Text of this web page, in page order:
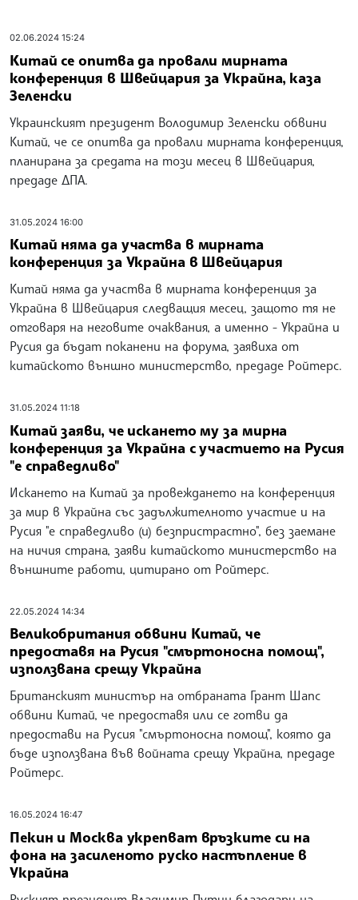
02.06.2024 15:24
Китай се опитва да провали мирната
конференция в Швейцария за Украйна, каза
Зеленски
Украинският президент Володимир Зеленски обвини
Китай, че се опитва да провали мирната конференция,
планирана за средата на този месец в Швейцария,
предаде ДПА.
31.05.2024 16:00
Китай няма да участва в мирната
конференция за Украйна в Швейцария
Китай няма да участва в мирната конференция за
Украйна в Швейцария следващия месец, защото тя не
отговаря на неговите очаквания, а именно - Украйна и
Русия да бъдат поканени на форума, заявиха от
китайското външно министерство, предаде Ройтерс.
31.05.2024 11:18
Китай заяви, че искането му за мирна
конференция за Украйна с участието на Русия
"е справедливо"
Искането на Китай за провеждането на конференция
за мир в Украйна със задължителното участие и на
Русия "е справедливо (и) безпристрастно", без заемане
на ничия страна, заяви китайското министерство на
външните работи, цитирано от Ройтерс.
22.05.2024 14:34
Великобритания обвини Китай, че
предоставя на Русия "смъртоносна помощ",
използвана срещу Украйна
Британският министър на отбраната Грант Шапс
обвини Китай, че предоставя или се готви да
предостави на Русия "смъртоносна помощ", която да
бъде използвана във войната срещу Украйна, предаде
Ройтерс.
16.05.2024 16:47
Пекин и Москва укрепват връзките си на
фона на засиленото руско настъпление в
Украйна